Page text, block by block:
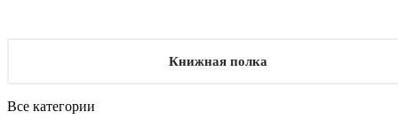
Книжная полка
Все категории